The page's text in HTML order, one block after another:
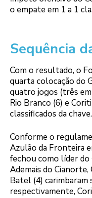
o empate em 1 a 1
Sequência
Com o resultado, o
quarta colocação do
quatro jogos (três
Rio Branco (6) e
classificados da chave.
Conforme o
Azulão da Fronteira
fechou como líder
Ademais do
Batel (4) carimbaram
respectivamente,